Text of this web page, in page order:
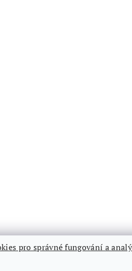
pro správné fungování a